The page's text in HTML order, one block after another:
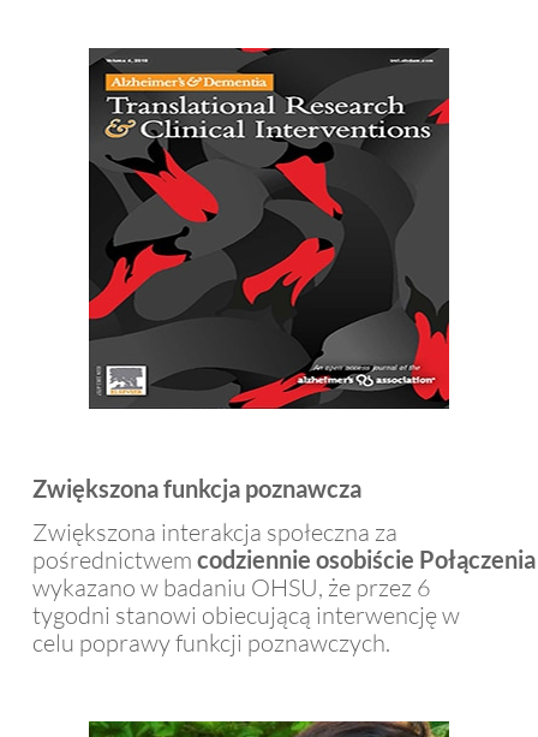
Zwiększona funkcja poznawcza
Zwiększona interakcja społeczna za
pośrednictwem codziennie osobiście Połączenia
wykazano w badaniu OHSU, że przez 6
tygodni stanowi obiecującą interwencję w
celu poprawy funkcji poznawczych.